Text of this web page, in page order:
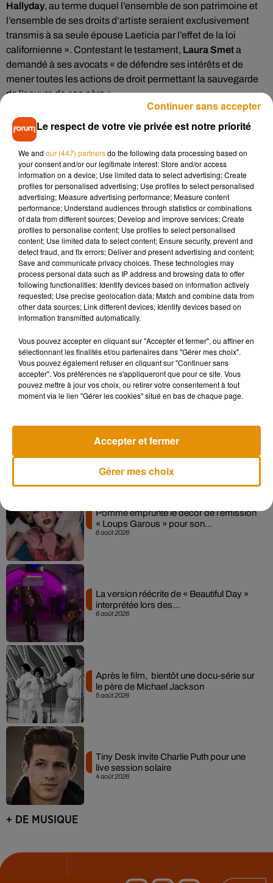
Hallyday, au terme duquel l’ensemble de son patrimoine et
l’ensemble de ses droits d’artiste seraient exclusivement
transmis à sa seule épouse Laeticia par l’effet de la loi
californienne ». Contestant le testament, Laura Smeta
demandé à ses avocats « de défendre ses intérêts et de
mener toutes les actions de droit permettant la sauvegarde
de l’oeuvre de son père ».
Dans un premier temps, l’avocat de la dernière épouse du
chanteur ne souhaitait pas commenter ces déclarations,
mais ce soir, peu après 18h, la veuve du chanteur a tenu à
réagir. Dans un communiqué diffusé par l’AFP,Laeticia
Hallydayexprime son « écœurement de l’irruption
médiatique autour de la succession de son époux », mais se
dit "sereine et n’aura de cesse de consacrer toute son
énergie à faire respecter le travail et la mémoire de son mari,
selon sa volonté et en conformité avec l’esprit de son oeuvre
inestimable".
Musique
Madonna sort enfin le remix de « Love
Sensation » avec Kylie Minogue
collaboration tant attendue
6 août 2026
Pomme emprunte le décor de l’émission
« Loups Garous » pour son...
6 août 2026
La version réécrite de « Beautiful Day »
interprétée lors des...
5 août 2026
Après le film, bientôt une docu-série sur
le père de Michael Jackson
4 août 2026
Tiny Desk invite Charlie Puth pour une
live session solaire
+ DE MUSIQUE
Le respect de votre vie privée est notre priorité
We and our (447) partnersdo the following data processing based on
your consent and/or our legitimate interest: Store and/or access
information on a device; Use limited data to select advertising; Create
profiles for personalised advertising; Use profiles to select personalised
advertising; Measure advertising performance; Measure content
performance; Understand audiences through statistics or combinations
of data from different sources; Develop and improve services; Create
profiles to personalise content; Use profiles to select personalised
content; Use limited data to select content; Ensure security, prevent and
detect fraud, and fix errors; Deliver and present advertising and content;
Save and communicate privacy choices. These technologies may
process personal data such as IP address and browsing data to offer
following functionalities: Identify devices based on information actively
requested; Use precise geolocation data; Match and combine data from
other data sources; Link different devices; Identify devices based on
information transmitted automatically.
Vous pouvez accepter en cliquant sur "Accepter et fermer", ou affiner en
sélectionnant les finalités et/ou partenaires dans "Gérer mes choix".
Vous pouvez également refuser en cliquant sur "Continuer sans
accepter". Vos préférences ne s'appliqueront que pour ce site. Vous
pouvez mettre à jour vos choix, ou retirer votre consentement à tout
moment via le lien "Gérer les cookies" situé en bas de chaque page.
Gérer mes choix
Accepter et fermer
Continuer sans accepter